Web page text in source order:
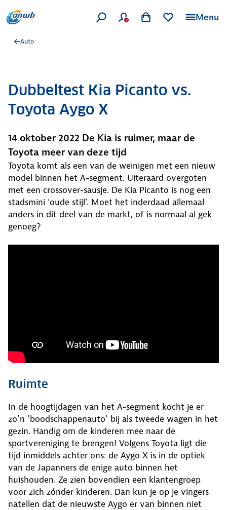
Menu
Auto
Dubbeltest Kia Picanto vs.
Toyota Aygo X
14 oktober 2022 De Kia is ruimer, maar de
Toyota meer van deze tijd
Toyota komt als een van de weinigen met een nieuw
model binnen het A-segment. Uiteraard overgoten
met een crossover-sausje. De Kia Picanto is nog een
stadsmini ‘oude stijl’. Moet het inderdaad allemaal
anders in dit deel van de markt, of is normaal al gek
genoeg?
Ruimte
In de hoogtijdagen van het A-segment kocht je er
zo’n ‘boodschappenauto’ bij als tweede wagen in het
gezin. Handig om de kinderen mee naar de
sportvereniging te brengen! Volgens Toyota ligt die
tijd inmiddels achter ons: de Aygo X is in de optiek
van de Japanners de enige auto binnen het
huishouden. Ze zien bovendien een klantengroep
voor zich zónder kinderen. Dan kun je op je vingers
natellen dat de nieuwste Aygo er van binnen niet